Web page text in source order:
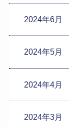
2024年6月
2024年5月
2024年4月
2024年3月